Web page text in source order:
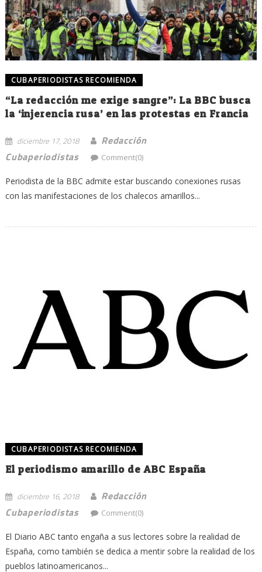
CUBAPERIODISTAS RECOMIENDA
“La redacción me exige sangre”: La BBC busca
la ‘injerencia rusa’ en las protestas en Francia
diciembre 17, 2018
Redacción
Cubaperiodistas
Comment(0)
Periodista de la BBC admite estar buscando conexiones rusas
con las manifestaciones de los chalecos amarillos...
CUBAPERIODISTAS RECOMIENDA
El periodismo amarillo de ABC España
diciembre 16, 2018
Redacción
Cubaperiodistas
Comment(0)
El Diario ABC tanto engaña a sus lectores sobre la realidad de
España, como también se dedica a mentir sobre la realidad de los
pueblos latinoamericanos...